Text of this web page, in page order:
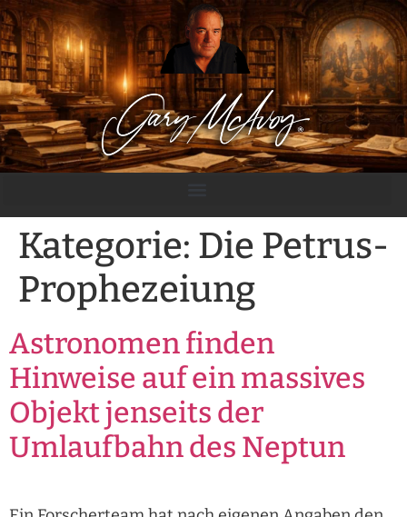
content
Kategorie: Die Petrus-
Prophezeiung
Astronomen finden
Hinweise auf ein massives
Objekt jenseits der
Umlaufbahn des Neptun